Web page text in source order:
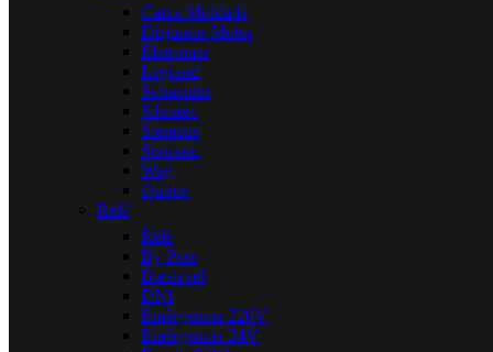
Caixa Moldada
Disjuntor Motor
Eletromar
Legrand
Schneider
Sibratec
Siemens
Soprano
Weg
Outros
Relé
Relé
By Pass
Biestável
DNI
Emêrgencia 220V
Emêrgencia 24V